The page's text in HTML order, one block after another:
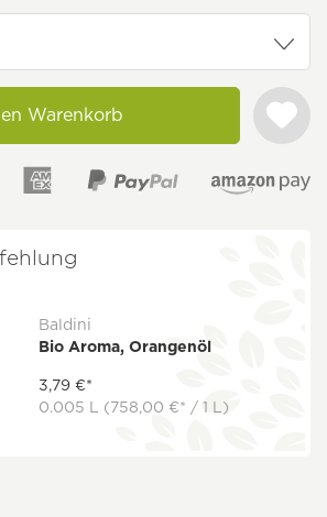
Warenkorb
Baldini
Bio Aroma, Orangenöl
3,79 €*
0.005 L (758,00 €* / 1 L)